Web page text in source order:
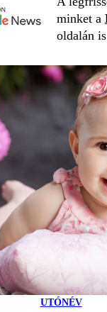
minket a
oldalán
UTÓNÉV